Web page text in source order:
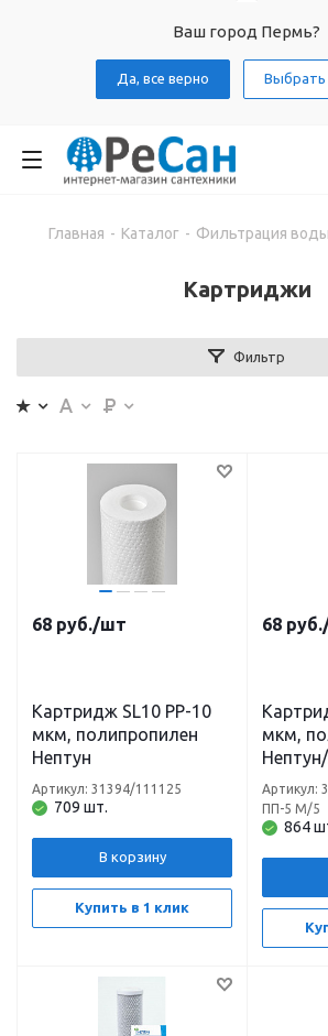
Ваш город Пермь?
Да, все верно Выбрать
Главная - Каталог - Фильтрация воды
Картриджи
Фильтр
68 руб./шт
Картридж SL10 PP-10
мкм, полипропилен
Нептун
709 шт.
Артикул: 31394/111125
В корзину
Купить в 1 клик
68 руб.
мкм,
864
Артикул:
ПП-5 М/5